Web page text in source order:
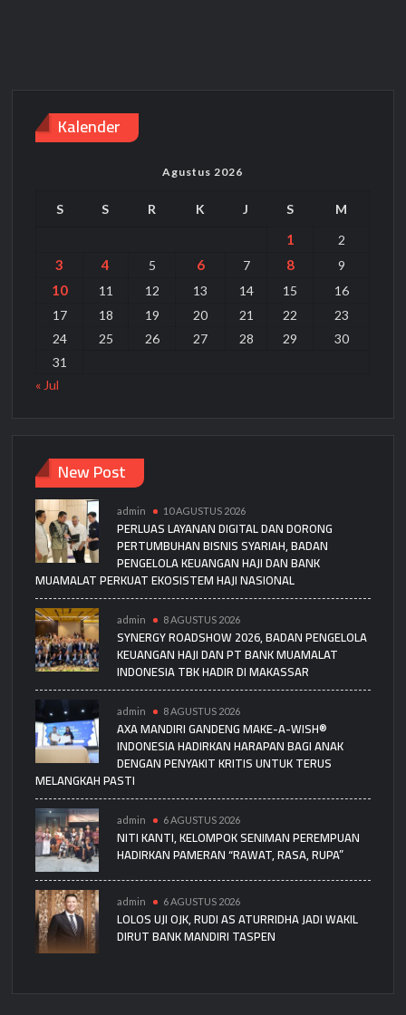
Belajar
Kalender
Agustus 2026
S S R K J S M
1 2
3 4 5 6 7 8 9
10 11 12 13 14 15
16
17
18 19 20 21 22
23
24
25 26 27 28 29
30
31
« Jul
New Post
admin 10 AGUSTUS 2026
PERLUAS LAYANAN DIGITAL DAN DORONG
PERTUMBUHAN BISNIS SYARIAH, BADAN
PENGELOLA KEUANGAN HAJI DAN BANK
MUAMALAT PERKUAT EKOSISTEM HAJI NASIONAL
admin 8 AGUSTUS 2026
SYNERGY ROADSHOW 2026, BADAN PENGELOLA
KEUANGAN HAJI DAN PT BANK MUAMALAT
INDONESIA TBK HADIR DI MAKASSAR
admin 8 AGUSTUS 2026
AXA MANDIRI GANDENG MAKE-A-WISH®
INDONESIA HADIRKAN HARAPAN BAGI ANAK
DENGAN PENYAKIT KRITIS UNTUK TERUS
MELANGKAH PASTI
admin 6 AGUSTUS 2026
NITI KANTI, KELOMPOK SENIMAN PEREMPUAN
HADIRKAN PAMERAN “RAWAT, RASA, RUPA”
admin 6 AGUSTUS 2026
LOLOS UJI OJK, RUDI AS ATURRIDHA JADI WAKIL
DIRUT BANK MANDIRI TASPEN